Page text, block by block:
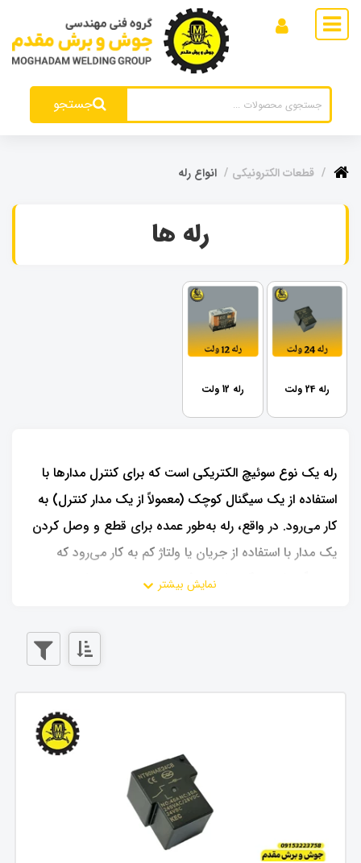
جستجو
قطعات الکترونیکی انواع رله
رله ها
رله 24 ولت رله 12 ولت
رله یک نوع سوئیچ الکتریکی است که برای کنترل مدارها با
استفاده از یک سیگنال کوچک (معمولاً از یک مدار کنترل) به
کار می‌رود. در واقع، رله به‌طور عمده برای قطع و وصل کردن
یک مدار با استفاده از جریان یا ولتاژ کم به کار می‌رود که
معمولاً از یک سیگنال کنترل (مانند ولتاژ پایین از یک